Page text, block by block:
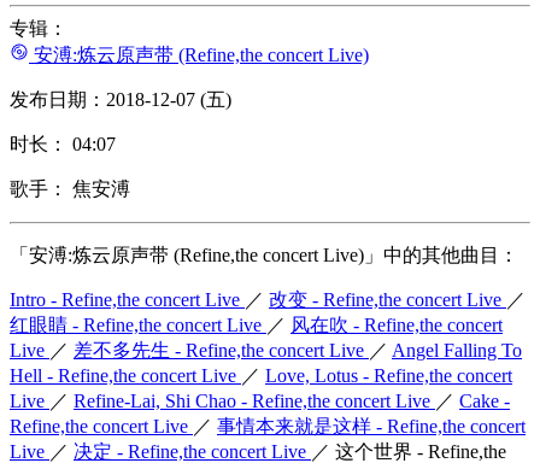
专辑：
安溥:炼云原声带 (Refine,the concert Live)
发布日期：2018-12-07 (五)
时长： 04:07
歌手： 焦安溥
「安溥:炼云原声带 (Refine,the concert Live)」中的其他曲目：
Intro - Refine,the concert Live ／ 改变 - Refine,the concert Live ／
红眼睛 - Refine,the concert Live ／ 风在吹 - Refine,the concert
Live ／ 差不多先生 - Refine,the concert Live ／ Angel Falling To
Hell - Refine,the concert Live ／ Love, Lotus - Refine,the concert
Live ／ Refine-Lai, Shi Chao - Refine,the concert Live ／ Cake -
Refine,the concert Live ／ 事情本来就是这样 - Refine,the concert
Live ／ 决定 - Refine,the concert Live ／ 这个世界 - Refine,the